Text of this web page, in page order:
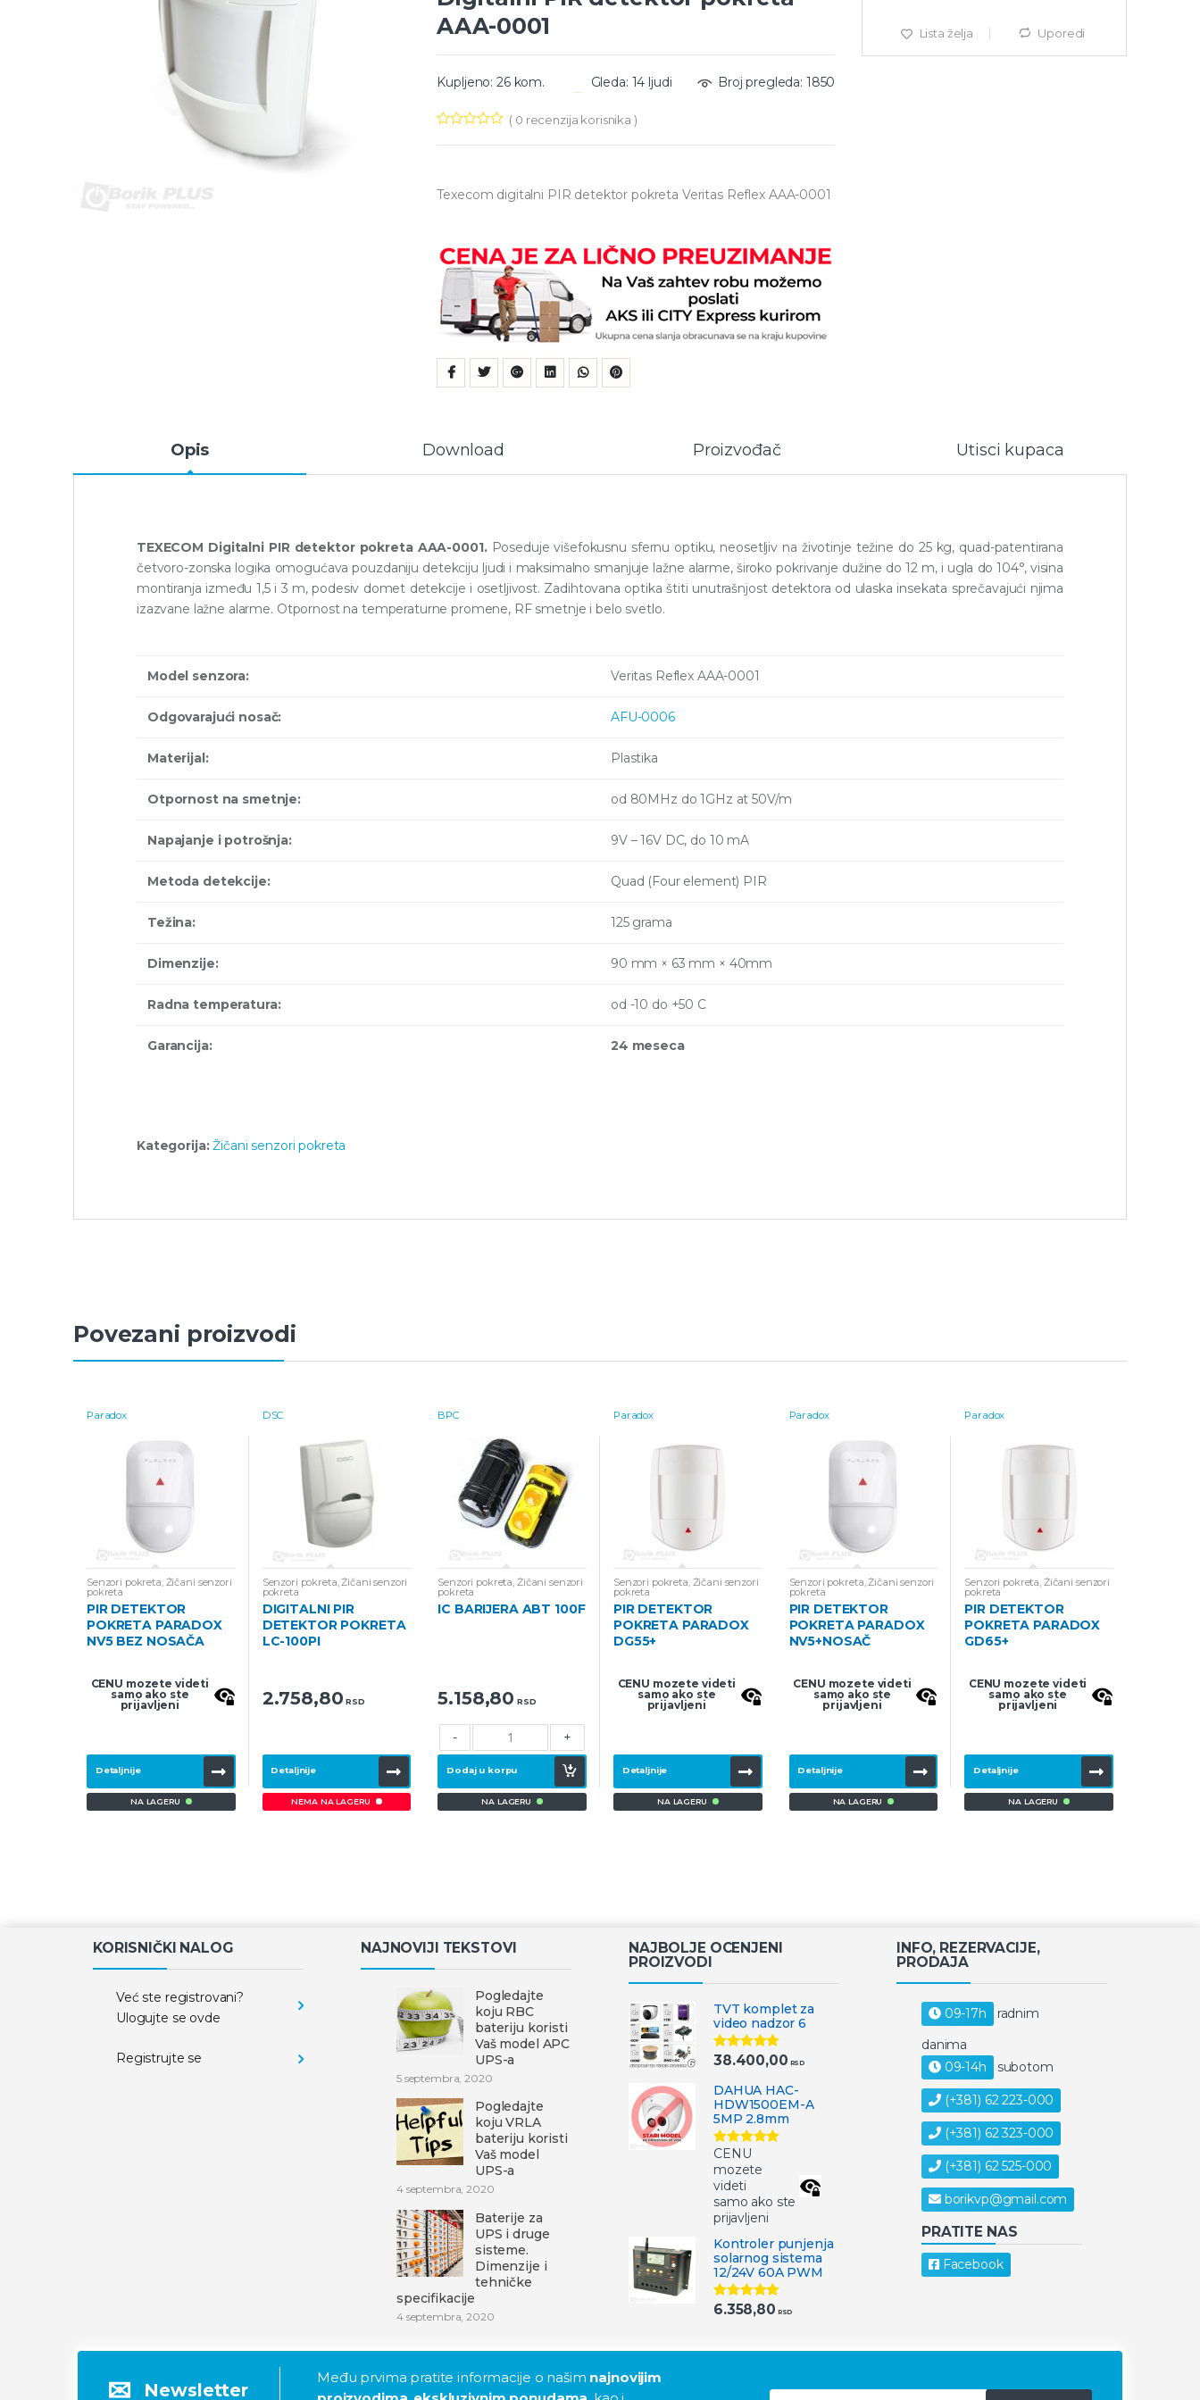
AAA-0001
Kupljeno: 26 kom. Gleda: 14 ljudi Broj pregleda: 1850
( 0 recenzija korisnika )
Texecom digitalni PIR detektor pokreta Veritas Reflex AAA-0001
Lista želja Uporedi
Opis Download Proizvođač Utisci kupaca
TEXECOM Digitalni PIR detektor pokreta AAA-0001.Poseduje višefokusnu sfernu optiku, neosetljiv na životinje težine do 25 kg, quad-patentirana
četvoro-zonska logika omogućava pouzdaniju detekciju ljudi i maksimalno smanjuje lažne alarme, široko pokrivanje dužine do 12 m, i ugla do 104°, visina
montiranja između 1,5 i 3 m, podesiv domet detekcije i osetljivost. Zadihtovana optika štiti unutrašnjost detektora od ulaska insekata sprečavajući njima
izazvane lažne alarme. Otpornost na temperaturne promene, RF smetnje i belo svetlo.
Model senzora: Veritas Reflex AAA-0001
Odgovarajući nosač: AFU-0006
Materijal: Plastika
Otpornost na smetnje: od 80MHz do 1GHz at 50V/m
Napajanje i potrošnja: 9V – 16V DC, do 10 mA
Metoda detekcije: Quad (Four element) PIR
Težina: 125 grama
Dimenzije: 90 mm × 63 mm × 40mm
Radna temperatura: od -10 do +50 C
Garancija: 24 meseca
Kategorija:Žičani senzori pokreta
Povezani proizvodi
Paradox
Senzori pokreta Žičani senzori
pokreta
PIR DETEKTOR
POKRETA PARADOX
NV5 BEZ NOSAČA
CENU mozete videti
samo ako ste
prijavljeni
Detaljnije
NA LAGERU
DSC
Senzori pokreta ,Žičani senzori
pokreta
DIGITALNI PIR
DETEKTOR POKRETA
LC-100PI
2.758,80 RSD
Detaljnije
NEMA NA LAGERU
BPC
Senzori pokreta Žičani senzori
pokreta
IC BARIJERA ABT 100F
5.158,80 RSD
- +
Dodaj u korpu
NA LAGERU
Paradox
Senzori pokreta Žičani senzori
pokreta
PIR DETEKTOR
POKRETA PARADOX
DG55+
CENU mozete videti
samo ako ste
prijavljeni
Detaljnije
NA LAGERU
Paradox
Senzori pokreta ,Žičani senzori
pokreta
PIR DETEKTOR
POKRETA PARADOX
NV5+NOSAČ
CENU mozete videti
samo ako ste
prijavljeni
Detaljnije
NA LAGERU
Paradox
Senzori pokreta Žičani senzori
pokreta
PIR DETEKTOR
POKRETA PARADOX
GD65+
CENU mozete videti
samo ako ste
prijavljeni
Detaljnije
NA LAGERU
KORISNIČKI NALOG
Već ste registrovani?
Ulogujte se ovde
Registrujte se
NAJNOVIJI TEKSTOVI
Pogledajte
koju RBC
bateriju koristi
Vaš model APC
UPS-a
5 septembra, 2020
Pogledajte
koju VRLA
bateriju koristi
Vaš model
UPS-a
4 septembra, 2020
Baterije za
UPS i druge
sisteme.
Dimenzije i
tehničke
specifikacije
4 septembra, 2020
NAJBOLJE OCENJENI
PROIZVODI
TVT komplet za
video nadzor 6
Ocenjeno
38.400,00 RSD
DAHUA HAC-
HDW1500EM-A
5MP 2.8mm
Ocenjeno
5.00od 5
CENU
mozete
videti
samo ako ste
prijavljeni
Kontroler punjenja
solarnog sistema
12/24V 60A PWM
Ocenjeno
od 5
6.358,80 RSD
INFO, REZERVACIJE,
PRODAJA
09-17h
radnim
danima
09-14h
subotom
(+381) 62 223-000
(+381) 62 323-000
(+381) 62 525-000
borikvp@gmail.com
PRATITE NAS
Facebook
Newsletter
Među prvima pratite informacije o našim najnovijim